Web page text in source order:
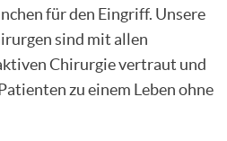
für den Eingriff. Unsere
sind mit allen
Chirurgie vertraut und
zu einem Leben ohne